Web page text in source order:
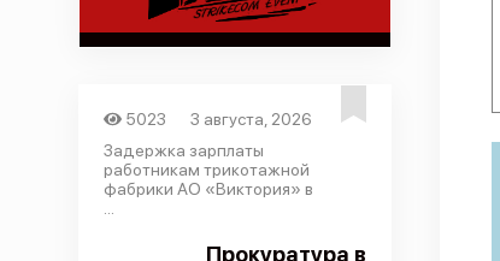
5023
3 августа, 2026
Задержка зарплаты
работникам трикотажной
фабрики АО «Виктория» в
Прокуратура в